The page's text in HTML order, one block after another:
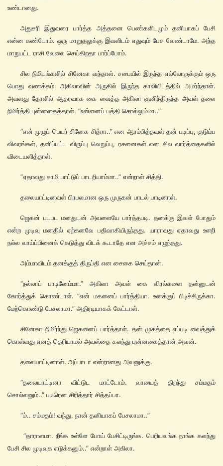
உண்டானது.
அதுசரி இதுவரை பார்த்த அத்தனை பெண்களிடமும் தனியாகப் பேசி
என்ன கண்டோம். ஒரு மாறுதலுக்கு இவளிடம் எதுவும் பேச வேண்டாமே. அந்த
மாறுபட்ட ராசி வேலை செய்கிறதா பார்ப்போம்.
சில நிமிடங்களில் சினேகா வந்தாள். சபையில் இருந்த எல்லோருக்கும் ஒரு
பொது வணக்கம். அகிலாவின் அருகில் இருந்த காலியிடத்தில் அமர்ந்தாள்.
அவளது தோளில் ஆதரவாக கை வைத்த அகிலா குனிந்திருந்த அவள் தலை
நிமிர்த்தி புன்னகைத்தாள். “உன்னைப் பத்தி சொல்லும்மா..”
“என் முழுப் பெயர் சினேக சித்ரா..” என ஆரம்பித்தவள் தன் படிப்பு, குடும்ப
விவரங்கள், தனிப்பட்ட விருப்பு வெறுப்பு, ரசனைகள் என சில வார்த்தைகளில்
விடையளித்தாள்.
“ஏதாவது சாமி பாட்டுப் பாடறியாம்மா..” என்றாள் சித்தி.
தலையாட்டினவள் பிரபலமான ஒரு முருகன் பாடல் பாடினாள்.
ஜெகன் படபட மனதுடன் அவளையே பார்த்தபடி. தனக்கு இவள் போதும்
என்ற முடிவு மனதில் ஏற்கனவே பதிவாகியிருந்தது. யாராவது ஏதாவது உளறி
நல்ல வாய்ப்பினைக் கெடுத்து விடக் கூடாதே என அச்சம் எழுந்தது.
அம்மாவிடம் தனக்குத் திருப்தி என சைகை செய்தான்.
“நல்லாப் பாடினேம்மா.” அகிலா அவள் கை விரல்களை தன்னுடன்
கோர்த்துக் கொண்டாள். “என் மகனைப் பார்த்தியா. உனக்குப் பிடிச்சிருக்கா.
மேற்கொண்டு பேசலாமா.” அதிரடியாகக் கேட்டாள்.
சினேகா நிமிர்ந்து ஜெகனைப் பார்த்தாள். தன் முகத்தை எப்படி வைத்துக்
கொள்வது எனத் தெரியாமல் அவஸ்தை கலந்து புன்னகைத்தான் அவன்.
தலையாட்டினாள். அப்பாடா என்றானது அவனுக்கு.
“தலையாட்டினா விட்டுட மாட்டோம். வாயைத் திறந்து சம்மதம்
சொல்லனும்..” படீரென சிரித்தார் சித்தப்பா.
“ம்.. சம்மதம்! வந்து, நான் தனியாகப் பேசலாமா..”
“தாராளமா. நீங்க உள்ளே போய் பேசிட்டிருங்க. பெரியவங்க நாங்க கலந்து
பேசி சில முடிவுக எடுக்கனும்..” என்றாள் அகிலா.